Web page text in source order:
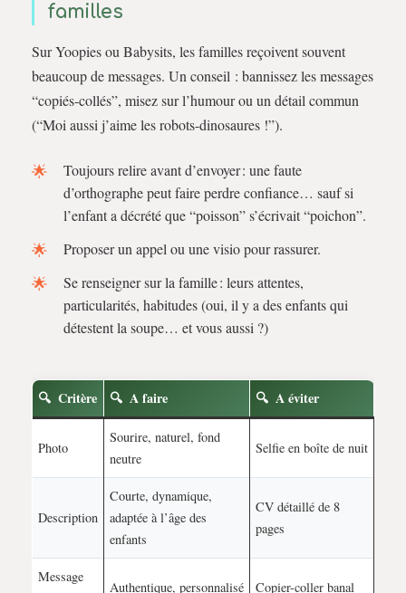
familles
Sur Yoopies ou Babysits, les familles reçoivent souvent
beaucoup de messages. Un conseil : bannissez les messages
“copiés-collés”, misez sur l’humour ou un détail commun
(“Moi aussi j’aime les robots-dinosaures !”).
Toujours relire avant d’envoyer : une faute
d’orthographe peut faire perdre confiance… sauf si
l’enfant a décrété que “poisson” s’écrivait “poichon”.
Proposer un appel ou une visio pour rassurer.
Se renseigner sur la famille : leurs attentes,
particularités, habitudes (oui, il y a des enfants qui
détestent la soupe… et vous aussi ?)
Critère A faire A éviter
Photo
Sourire, naturel, fond
neutre
Selfie en boîte de nuit
Description
Courte, dynamique,
adaptée à l’âge des
enfants
CV détaillé de 8
pages
Message
Authentique, personnalisé Copier-coller banal